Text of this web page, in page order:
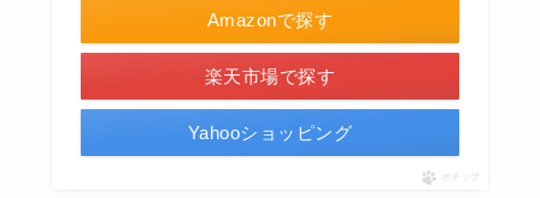
Amazonで探す
楽天市場で探す
Yahooショッピング
ポチップ